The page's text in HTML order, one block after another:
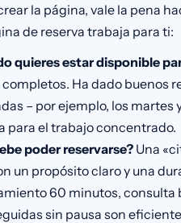
la página, vale la pena
de reserva trabaja para ti:
quieres estar disponible
Ha dado buenos
– por ejemplo, los martes
para el trabajo concentrado.
poder reservarse?Una
un propósito claro y una
60 minutos, consulta
sin pausa son